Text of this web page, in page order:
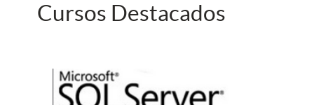
Cursos Destacados